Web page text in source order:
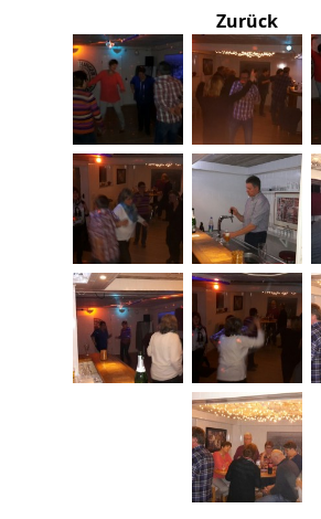
Zurück